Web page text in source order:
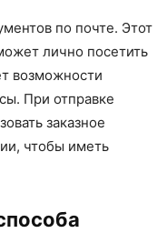
по почте. Этот
лично посетить
возможности
При отправке
заказное
чтобы иметь